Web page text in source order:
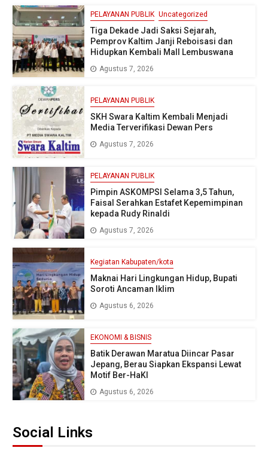
PELAYANAN PUBLIK Uncategorized
Tiga Dekade Jadi Saksi Sejarah,
Pemprov Kaltim Janji Reboisasi dan
Hidupkan Kembali Mall Lembuswana
Agustus 7, 2026
PELAYANAN PUBLIK
SKH Swara Kaltim Kembali Menjadi
Media Terverifikasi Dewan Pers
Agustus 7, 2026
PELAYANAN PUBLIK
Pimpin ASKOMPSI Selama 3,5 Tahun,
Faisal Serahkan Estafet Kepemimpinan
kepada Rudy Rinaldi
Agustus 7, 2026
Kegiatan Kabupaten/kota
Maknai Hari Lingkungan Hidup, Bupati
Soroti Ancaman Iklim
Agustus 6, 2026
EKONOMI & BISNIS
Batik Derawan Maratua Diincar Pasar
Jepang, Berau Siapkan Ekspansi Lewat
Motif Ber-HaKI
Agustus 6, 2026
Social Links